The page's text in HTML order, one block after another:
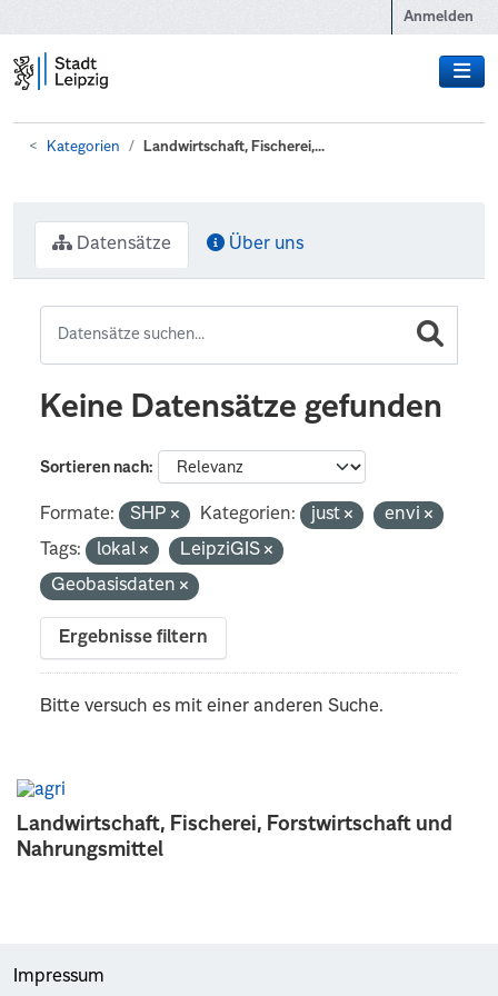
Anmelden
Kategorien Landwirtschaft, Fischerei,...
Landwirtschaft, Fischerei, Forstwirtschaft und
Nahrungsmittel
Datensätze Über uns
Keine Datensätze gefunden
Sortieren nach
Formate: SHP Kategorien: just
envi
Tags:
lokal
LeipziGIS
Geobasisdaten
Ergebnisse filtern
Bitte versuch es mit einer anderen Suche.
Impressum